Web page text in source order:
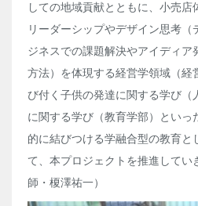
しての地域貢献とともに、小売
リーダーシップやデザイン思考
ジネスでの課題解決やアイディア
方法）を体現する経営学領域（経
び付く子供の発達に関する学び（
に関する学び（教育学部）といっ
的に結びつける学融合型の教育と
て、本プロジェクトを推進してい
師・榎澤祐一）